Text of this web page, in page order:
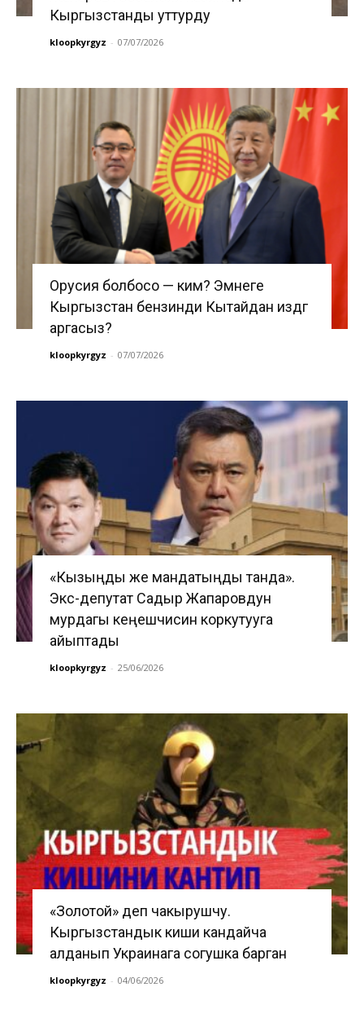
Кыргызстанды уттурду
kloopkyrgyz - 07/07/2026
Орусия болбосо — ким? Эмнеге
Кыргызстан бензинди Кытайдан издөөгө
аргасыз?
kloopkyrgyz - 07/07/2026
«Кызыңды же мандатыңды танда».
Экс-депутат Садыр Жапаровдун
мурдагы кеңешчисин коркутууга
айыптады
kloopkyrgyz - 25/06/2026
«Золотой» деп чакырушчу.
Кыргызстандык киши кандайча
алданып Украинага согушка барган
kloopkyrgyz - 04/06/2026